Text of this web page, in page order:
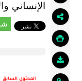
الإنساني
المحتوى السابق